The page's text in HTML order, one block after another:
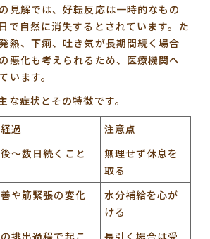
見解では、好転反応は一時的なもの
で自然に消失する とされています。た
熱、下痢、吐き気が長期間続く場合
悪化も考えられるため、医療機関へ
います。
な症状とその特徴です。
過
注意点
〜数日続くこと
無理せず休息を
取る
や筋緊張の変化
水分補給を心が
ける
排出過程で起こ
長引く場合は受